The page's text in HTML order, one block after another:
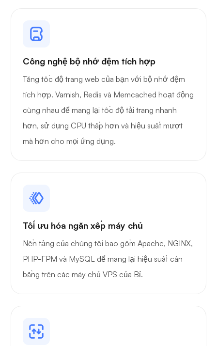
Công nghệ bộ nhớ đệm tích hợp
Tăng tốc độ trang web của bạn với bộ nhớ đệm
tích hợp. Varnish, Redis và Memcached hoạt động
cùng nhau để mang lại tốc độ tải trang nhanh
hơn, sử dụng CPU thấp hơn và hiệu suất mượt
mà hơn cho mọi ứng dụng.
Tối ưu hóa ngăn xếp máy chủ
Nền tảng của chúng tôi bao gồm Apache, NGINX,
PHP-FPM và MySQL để mang lại hiệu suất cân
bằng trên các máy chủ VPS của Bỉ.